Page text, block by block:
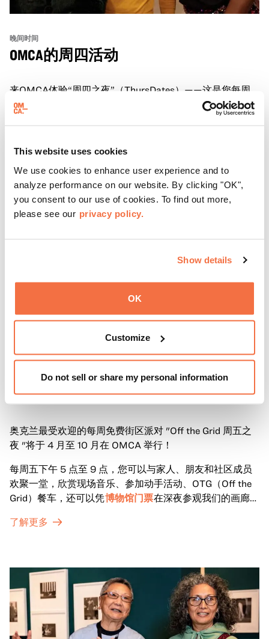
This website uses cookies
We use cookies to enhance user experience and to
analyze performance on our website. By clicking "OK",
you consent to our use of cookies. To find out more,
please see our privacy policy.
Show details
OK
Customize
Do not sell or share my personal information
晚间时间
OMCA的周四活动
来OMCA体验“周四之夜”（ThursDates）——这是您每周
一次的博物馆之夜，尽享鸡尾酒、文化与社群氛围。您可以
在米歇尔·麦奎因（Michele McQueen）主厨掌勺的Town
探索那些在夜幕下焕发活力的展厅，那里将呈现快闪表演、
周五晚上在OMCA与 "脱网 "合作
奥克兰最受欢迎的每周免费街区派对 "Off the Grid 周五之
夜 "将于 4 月至 10 月在 OMCA 举行！
每周五下午 5 点至 9 点，您可以与家人、朋友和社区成员
欢聚一堂，欣赏现场音乐、参加动手活动、OTG（Off the
Grid）餐车，还可以凭博物馆门票在深夜参观我们的画廊和
了解更多